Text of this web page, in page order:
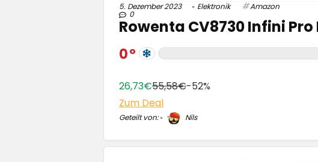
5. Dezember 2023 Elektronik Amazon
0
Rowenta CV8730 Infini
0
26,73€55,58€-52%
Zum Deal
Geteilt von: Nils